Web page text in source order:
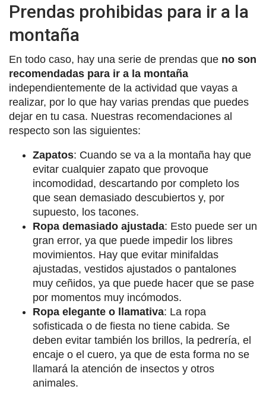
Prendas prohibidas para ir a la
montaña
En todo caso, hay una serie de prendas que no son
recomendadas para ir a la montaña
independientemente de la actividad que vayas a
realizar, por lo que hay varias prendas que puedes
dejar en tu casa. Nuestras recomendaciones al
respecto son las siguientes:
Zapatos: Cuando se va a la montaña hay que
evitar cualquier zapato que provoque
incomodidad, descartando por completo los
que sean demasiado descubiertos y, por
supuesto, los tacones.
Ropa demasiado ajustada: Esto puede ser un
gran error, ya que puede impedir los libres
movimientos. Hay que evitar minifaldas
ajustadas, vestidos ajustados o pantalones
muy ceñidos, ya que puede hacer que se pase
por momentos muy incómodos.
Ropa elegante o llamativa: La ropa
sofisticada o de fiesta no tiene cabida. Se
deben evitar también los brillos, la pedrería, el
encaje o el cuero, ya que de esta forma no se
llamará la atención de insectos y otros
animales.